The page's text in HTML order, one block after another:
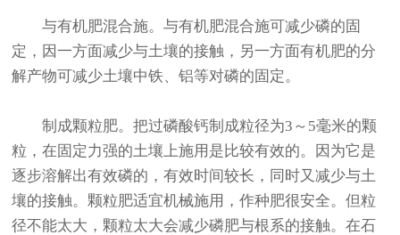
与有机肥混合施。与有机肥混合施可减少磷的固
定，因一方面减少与土壤的接触，另一方面有机肥的分
解产物可减少土壤中铁、铝等对磷的固定。
制成颗粒肥。把过磷酸钙制成粒径为3～5毫米的颗
粒，在固定力强的土壤上施用是比较有效的。因为它是
逐步溶解出有效磷的，有效时间较长，同时又减少与土
壤的接触。颗粒肥适宜机械施用，作种肥很安全。但粒
径不能太大，颗粒太大会减少磷肥与根系的接触。在石